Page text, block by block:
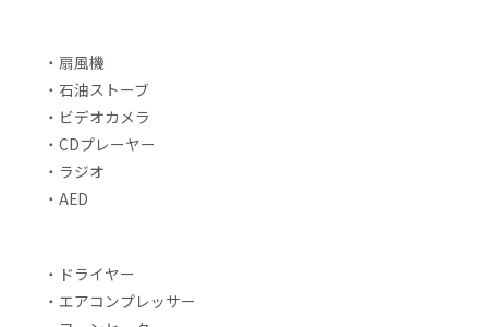
・扇風機
・石油ストーブ
・ビデオカメラ
・CDプレーヤー
・ラジオ
・AED
・ドライヤー
・エアコンプレッサー